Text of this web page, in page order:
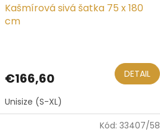
Kašmírová sivá šatka 75 x 180
cm
€166,60 DETAIL
Unisize (S-XL)
Kód: 33407/58